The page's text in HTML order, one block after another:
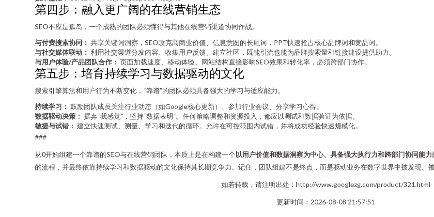
第四步：融入更广阔的在线营销生态
SEO不应是孤岛，一个成熟的团队必须懂得与其他在线营销渠道协同作战。
与付费搜索协同： 共享关键词洞察，SEO攻克高商业价值、信息意图的长尾词，PPT快速抢占核心品牌词和竞品词。
与社交媒体联动： 利用社交渠道分发内容、收集用户反馈、建立社区，既能引流也能为品牌搜索量和链接建设提供助力。
与用户体验/产品团队合作： 页面加载速度、移动体验、网站结构直接影响SEO效果和转化率，必须跨部门协作。
第五步：培育持续学习与数据驱动的文化
搜索引擎算法和用户行为不断变化，“靠谱”的团队必须具备强大的学习与适应能力。
持续学习： 鼓励团队成员关注行业动态（如Google核心更新）、参加行业会议、分享学习心得。
数据驱动决策： 摒弃“我感觉”，坚持“数据表明”。任何策略调整和资源投入，都应以测试和数据验证为依据。
敏捷与试错： 建立快速测试、测量、学习和迭代的循环。允许在可控范围内试错，并将成功经验快速规模化。
###
从0开始组建一个靠谱的SEO与在线营销团队，本质上是在构建一个以用户价值和数据洞察为中心、具备强大执行力和跨部门协同能
的流程，并最终依靠持续学习和数据驱动的文化保持其长期竞争力。记住，团队组建不是终点，而是驱动业务在数字世界中被发现、
如若转载，请注明出处：http://www.googlezg.com/product/321.html
更新时间：2026-08-08 21:57:51